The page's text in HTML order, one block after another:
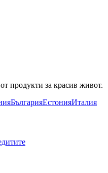
продукти за красив живот.
БългарияЕстонияИталия